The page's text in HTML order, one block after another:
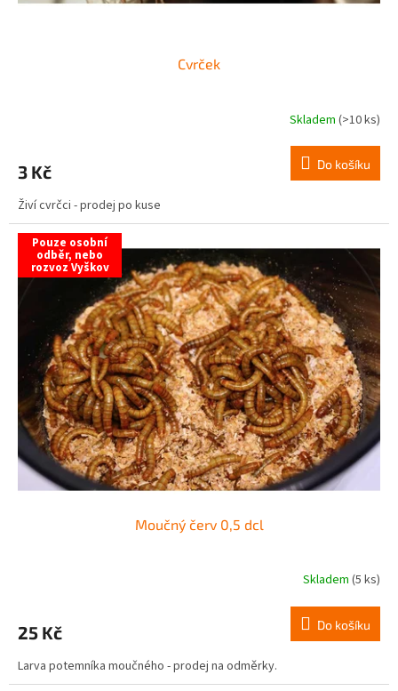
Cvrček
Skladem (>10 ks)
3 Kč Do košíku
Živí cvrčci - prodej po kuse
Pouze osobní
odběr, nebo
rozvoz Vyškov
Moučný červ 0,5 dcl
Skladem (5 ks)
25 Kč Do košíku
Larva potemníka moučného - prodej na odměrky.